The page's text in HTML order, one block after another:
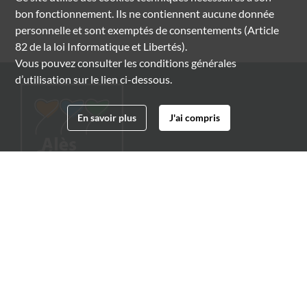
bon fonctionnement. Ils ne contiennent aucune donnée
personnelle et sont exemptés de consentements (Article
82 de la loi Informatique et Libertés).
Vous pouvez consulter les conditions générales
d’utilisation sur le lien ci-dessous.
En savoir plus J'ai compris